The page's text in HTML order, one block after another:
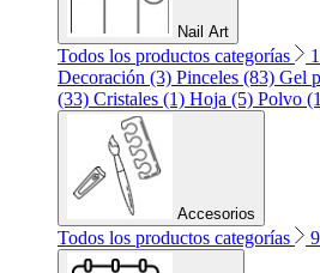
Nail Art
Todos los productos categorías
Decoración (3) Pinceles (83) Gel
(33) Cristales (1) Hoja (5) Polvo
Accesorios
Todos los productos categorías